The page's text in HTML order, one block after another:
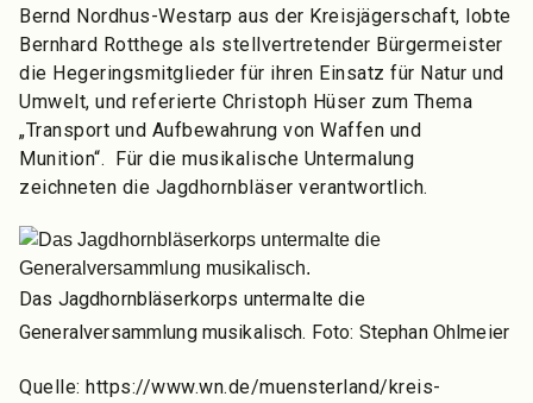
Bernd Nordhus-Westarp aus der Kreisjägerschaft, lobte
Bernhard Rotthege als stellvertretender Bürgermeister
die Hegeringsmitglieder für ihren Einsatz für Natur und
Umwelt, und referierte Christoph Hüser zum Thema
„Transport und Aufbewahrung von Waffen und
Munition“. Für die musikalische Untermalung
zeichneten die Jagdhornbläser verantwortlich.
Das Jagdhornbläserkorps untermalte die
Generalversammlung musikalisch. Foto: Stephan Ohlmeier
Quelle: https://www.wn.de/muensterland/kreis-